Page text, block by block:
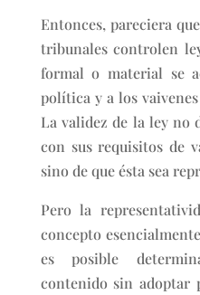
Entonces, pareciera
tribunales controlen
formal o material se
política y a los
La validez de la ley no
con sus requisitos de
sino de que ésta sea
Pero la
concepto
es posible
contenido sin adoptar